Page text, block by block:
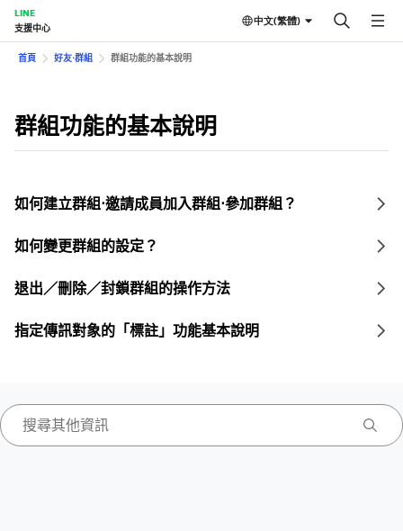
LINE
支援中心
中文(繁體)
首頁 好友⋅群組 群組功能的基本說明
群組功能的基本說明
如何建立群組⋅邀請成員加入群組⋅參加群組？
如何變更群組的設定？
退出／刪除／封鎖群組的操作方法
指定傳訊對象的「標註」功能基本說明